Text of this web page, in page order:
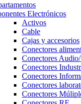
Electrónicos
Activos
Cable
Cajas y accesorios
Conectores
Conectores
Conectores
Conectores
Conectores
Conectores